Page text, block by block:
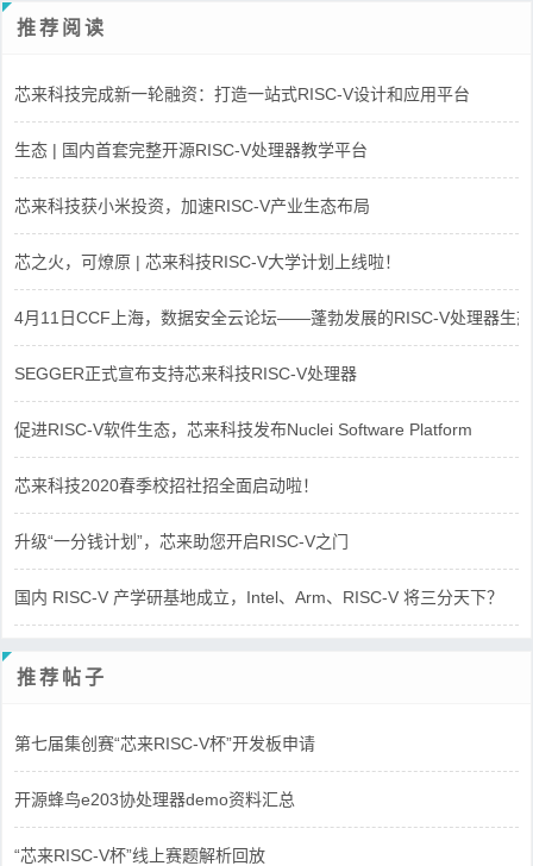
推荐阅读
芯来科技完成新一轮融资：打造一站式RISC-V设计和应用平台
生态 | 国内首套完整开源RISC-V处理器教学平台
芯来科技获小米投资，加速RISC-V产业生态布局
芯之火，可燎原 | 芯来科技RISC-V大学计划上线啦！
4月11日CCF上海，数据安全云论坛——蓬勃发展的RISC-V处理器生态
SEGGER正式宣布支持芯来科技RISC-V处理器
促进RISC-V软件生态，芯来科技发布Nuclei Software Platform
芯来科技2020春季校招社招全面启动啦！
升级“一分钱计划”，芯来助您开启RISC-V之门
国内 RISC-V 产学研基地成立，Intel、Arm、RISC-V 将三分天下？
推荐帖子
第七届集创赛“芯来RISC-V杯”开发板申请
开源蜂鸟e203协处理器demo资料汇总
“芯来RISC-V杯”线上赛题解析回放